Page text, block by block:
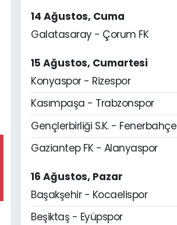
14 Ağustos, Cuma
Galatasaray - Çorum FK
15 Ağustos, Cumartesi
Konyaspor - Rizespor
Kasımpaşa - Trabzonspor
Gençlerbirliği S.K. - Fenerbahçe
Gaziantep FK - Alanyaspor
16 Ağustos, Pazar
Başakşehir - Kocaelispor
Beşiktaş - Eyüpspor